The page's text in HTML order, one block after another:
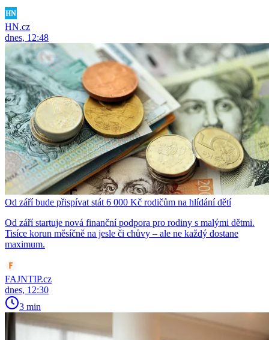
HN.cz
dnes, 12:48
Od září bude přispívat stát 6 000 Kč rodičům na hlídání dětí
Od září startuje nová finanční podpora pro rodiny s malými dětmi.
Tisíce korun měsíčně na jesle či chůvy – ale ne každý dostane
maximum.
FAJNTIP.cz
dnes, 12:30
3 min